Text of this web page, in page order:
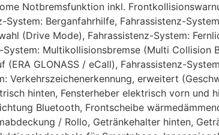
Notbremsfunktion inkl.
System: Berganfahrhilfe, Fahrassistenz-
(Drive Mode), Fahrassistenz-System:
System: Multikollisionsbremse (Multi Collision
GLONASS / eCall), Fahrassistenz-
Verkehrszeichenerkennung, erweitert
hinten, Fensterheber elektrisch vorn und
Bluetooth, Frontscheibe
/ Rollo, Getränkehalter hinten,